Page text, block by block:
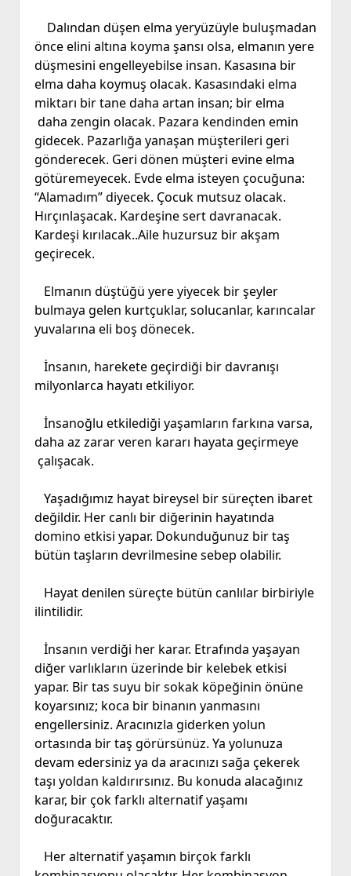
Dalından düşen elma yeryüzüyle buluşmadan
önce elini altına koyma şansı olsa, elmanın yere
düşmesini engelleyebilse insan. Kasasına bir
elma daha koymuş olacak. Kasasındaki elma
miktarı bir tane daha artan insan; bir elma
daha zengin olacak. Pazara kendinden emin
gidecek. Pazarlığa yanaşan müşterileri geri
gönderecek. Geri dönen müşteri evine elma
götüremeyecek. Evde elma isteyen çocuğuna:
“Alamadım” diyecek. Çocuk mutsuz olacak.
Hırçınlaşacak. Kardeşine sert davranacak.
Kardeşi kırılacak..Aile huzursuz bir akşam
geçirecek.
Elmanın düştüğü yere yiyecek bir şeyler
bulmaya gelen kurtçuklar, solucanlar, karıncalar
yuvalarına eli boş dönecek.
İnsanın, harekete geçirdiği bir davranışı
milyonlarca hayatı etkiliyor.
İnsanoğlu etkilediği yaşamların farkına varsa,
daha az zarar veren kararı hayata geçirmeye
çalışacak.
Yaşadığımız hayat bireysel bir süreçten ibaret
değildir. Her canlı bir diğerinin hayatında
domino etkisi yapar. Dokunduğunuz bir taş
bütün taşların devrilmesine sebep olabilir.
Hayat denilen süreçte bütün canlılar birbiriyle
ilintilidir.
İnsanın verdiği her karar. Etrafında yaşayan
diğer varlıkların üzerinde bir kelebek etkisi
yapar. Bir tas suyu bir sokak köpeğinin önüne
koyarsınız; koca bir binanın yanmasını
engellersiniz. Aracınızla giderken yolun
ortasında bir taş görürsünüz. Ya yolunuza
devam edersiniz ya da aracınızı sağa çekerek
taşı yoldan kaldırırsınız. Bu konuda alacağınız
karar, bir çok farklı alternatif yaşamı
doğuracaktır.
Her alternatif yaşamın birçok farklı